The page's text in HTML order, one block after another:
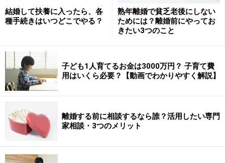
【編集部からのお知らせ】
・「家計」について、アンケート（2026/8/31まで）を実施
中です！
※抽選で20名にAmazonギフト券1000円分プレゼント
※謝礼付きの限定アンケートやモニター企画に参加が可能に
なります
結婚して扶養に入ったら、各
種手続きはいつどこでやる？
熟年離婚で貧乏老後にしない
ためには？離婚前にやってお
きたい3つのこと
子ども1人育てるお金は3000万円？ 子育て費
用はいくら必要？【動画でわかりやすく解説】
離婚する前に相談するなら誰？活用したい専門
家相談・3つのメリット